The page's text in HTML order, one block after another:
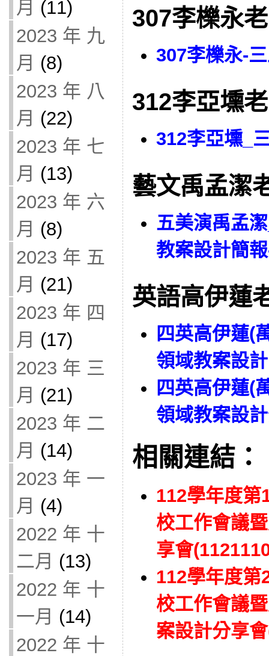
月 (11)
2023 年 九
月 (8)
2023 年 八
月 (22)
2023 年 七
月 (13)
2023 年 六
月 (8)
2023 年 五
月 (21)
2023 年 四
月 (17)
2023 年 三
月 (21)
2023 年 二
月 (14)
2023 年 一
月 (4)
2022 年 十
二月 (13)
2022 年 十
一月 (14)
2022 年 十
307李櫟永
307李櫟永-
312李亞壎
312李亞壎_
藝文禹孟潔
五美演禹孟
教案設計簡
英語高伊蓮
四英高伊蓮(
領域教案設計
四英高伊蓮(
領域教案設
相關連結：
112學年度第
校工作會議
享會
112學年度第
校工作會議
案設計分享